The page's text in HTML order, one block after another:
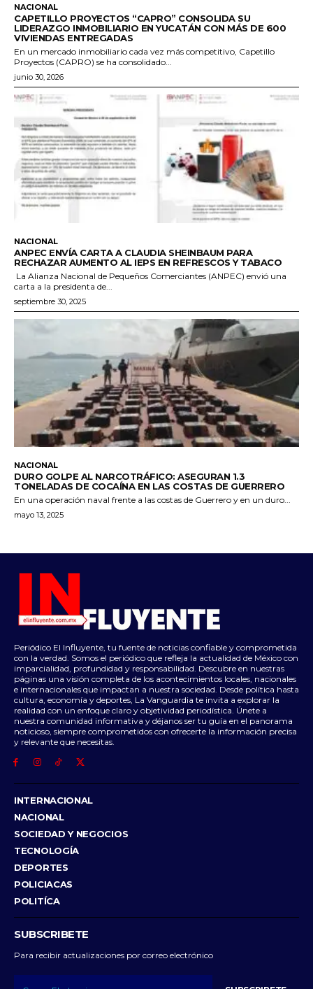
NACIONAL
CAPETILLO PROYECTOS “CAPRO” CONSOLIDA SU
LIDERAZGO INMOBILIARIO EN YUCATÁN CON MÁS DE 600
VIVIENDAS ENTREGADAS
En un mercado inmobiliario cada vez más competitivo, Capetillo
Proyectos (CAPRO) se ha consolidado...
junio 30, 2026
NACIONAL
ANPEC ENVÍA CARTA A CLAUDIA SHEINBAUM PARA
RECHAZAR AUMENTO AL IEPS EN REFRESCOS Y TABACO
La Alianza Nacional de Pequeños Comerciantes (ANPEC) envió una
carta a la presidenta de...
septiembre 30, 2025
NACIONAL
DURO GOLPE AL NARCOTRÁFICO: ASEGURAN 1.3
TONELADAS DE COCAÍNA EN LAS COSTAS DE GUERRERO
En una operación naval frente a las costas de Guerrero y en un duro...
mayo 13, 2025
Periódico El Influyente, tu fuente de noticias confiable y comprometida
con la verdad. Somos el periódico que refleja la actualidad de México con
imparcialidad, profundidad y responsabilidad. Descubre en nuestras
páginas una visión completa de los acontecimientos locales, nacionales
e internacionales que impactan a nuestra sociedad. Desde política hasta
cultura, economía y deportes, La Vanguardia te invita a explorar la
realidad con un enfoque claro y objetividad periodística. Únete a
nuestra comunidad informativa y déjanos ser tu guía en el panorama
noticioso, siempre comprometidos con ofrecerte la información precisa
y relevante que necesitas.
INTERNACIONAL
NACIONAL
SOCIEDAD Y NEGOCIOS
TECNOLOGÍA
DEPORTES
POLICIACAS
POLITÍCA
SUBSCRIBETE
Para recibir actualizaciones por correo electrónico